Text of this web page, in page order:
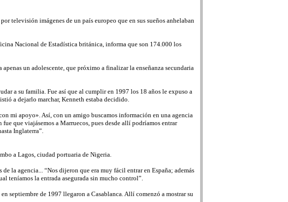
televisión imágenes de un país europeo que en sus sueños anhelaban
Nacional de Estadística británica, informa que son 174.000 los
un adolescente, que próximo a finalizar la enseñanza secundaria
a su familia. Fue así que al cumplir en 1997 los 18 años le expuso a
a dejarlo marchar, Kenneth estaba decidido.
mi apoyo». Así, con un amigo buscamos información en una agencia
que viajásemos a Marruecos, pues desde allí podríamos entrar
Inglaterra”.
a Lagos, ciudad portuaria de Nigeria.
la agencia... “Nos dijeron que era muy fácil entrar en España; además
teníamos la entrada asegurada sin mucho control”.
septiembre de 1997 llegaron a Casablanca. Allí comenzó a mostrar su